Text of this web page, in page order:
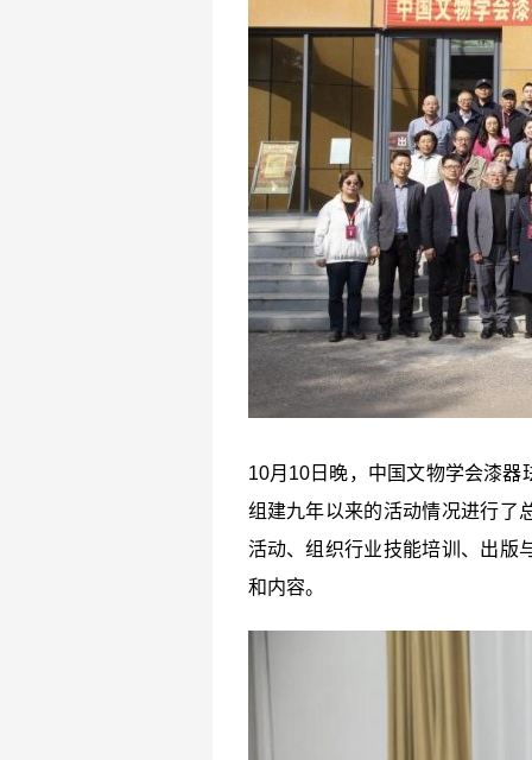
10月10日晚，中国文物学会漆
组建九年以来的活动情况进行了
活动、组织行业技能培训、出版
和内容。